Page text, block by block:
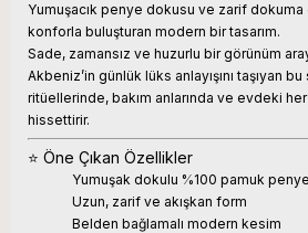
Yumuşacık penye dokusu ve zarif dokuma
konforla buluşturan modern bir tasarım.
Sade, zamansız ve huzurlu bir görünüm
Akbeniz’in günlük lüks anlayışını taşıyan
ritüellerinde, bakım anlarında ve evdeki
hissettirir.
⭐ Öne Çıkan Özellikler
Yumuşak dokulu %100 pamuk
Uzun, zarif ve akışkan form
Belden bağlamalı modern kesim